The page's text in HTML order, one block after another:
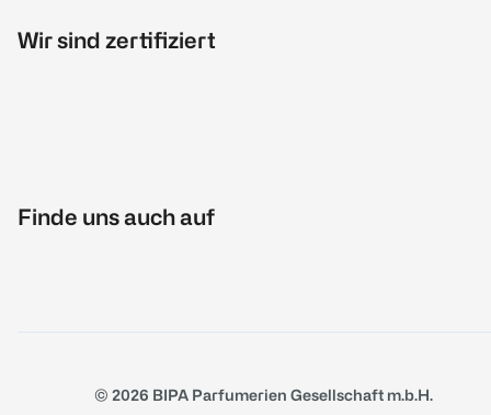
Wir sind zertifiziert
Finde uns auch auf
© 2026 BIPA Parfumerien Gesellschaft m.b.H.